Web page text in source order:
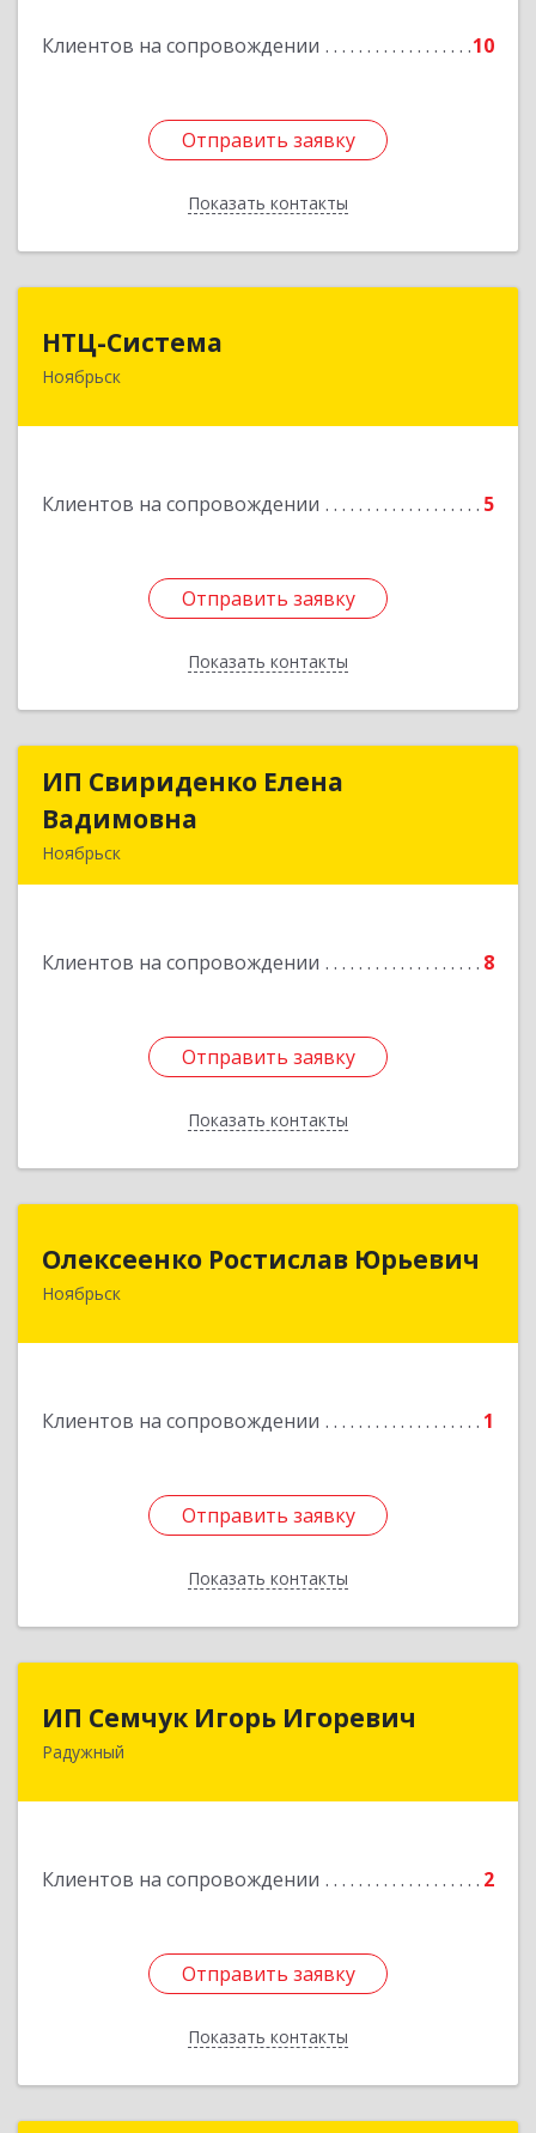
Клиентов на сопровождении 10
Отправить заявку
Показать контакты
Отправить заявку
Назад
НТЦ-Система
Ноябрьск
Клиентов на сопровождении 5
Отправить заявку
Показать контакты
629804, Ямало-Ненецкий АО, Ноябрьск г, 60 лет
Отправить заявку
Назад
ИП Свириденко Елена
Вадимовна
Ноябрьск
Клиентов на сопровождении 8
Отправить заявку
Показать контакты
ИП Свириденко Елена
Подробнее
Отправить заявку
Назад
Олексеенко Ростислав Юрьевич
Ноябрьск
Клиентов на сопровождении 1
Отправить заявку
Показать контакты
629804, Ямало-Ненецкий АО, Ноябрьск г,
Отправить заявку
Назад
ИП Семчук Игорь Игоревич
Радужный
Клиентов на сопровождении 2
Отправить заявку
Показать контакты
628464, ХМАО-Югра, г. Радужный, 1 мкн.,
Отправить заявку
Назад